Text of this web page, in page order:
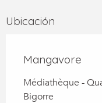
Ubicación
Mangavore
Médiathèque -
Bigorre